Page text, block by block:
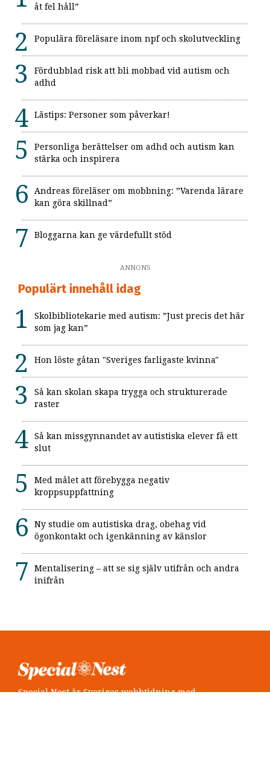
åt fel håll”
Populära föreläsare inom npf och skolutveckling
Fördubblad risk att bli mobbad vid autism och
adhd
Lästips: Personer som påverkar!
Personliga berättelser om adhd och autism kan
stärka och inspirera
Andreas föreläser om mobbning: ”Varenda lärare
kan göra skillnad”
Bloggarna kan ge värdefullt stöd
ANNONS
Populärt innehåll idag
Skolbibliotekarie med autism: ”Just precis det här
som jag kan”
Hon löste gåtan "Sveriges farligaste kvinna"
Så kan skolan skapa trygga och strukturerade
raster
Så kan missgynnandet av autistiska elever få ett
slut
Med målet att förebygga negativ
kroppsuppfattning
Ny studie om autistiska drag, obehag vid
ögonkontakt och igenkänning av känslor
Mentalisering – att se sig själv utifrån och andra
inifrån
Special Nest är Sveriges webbtidning med